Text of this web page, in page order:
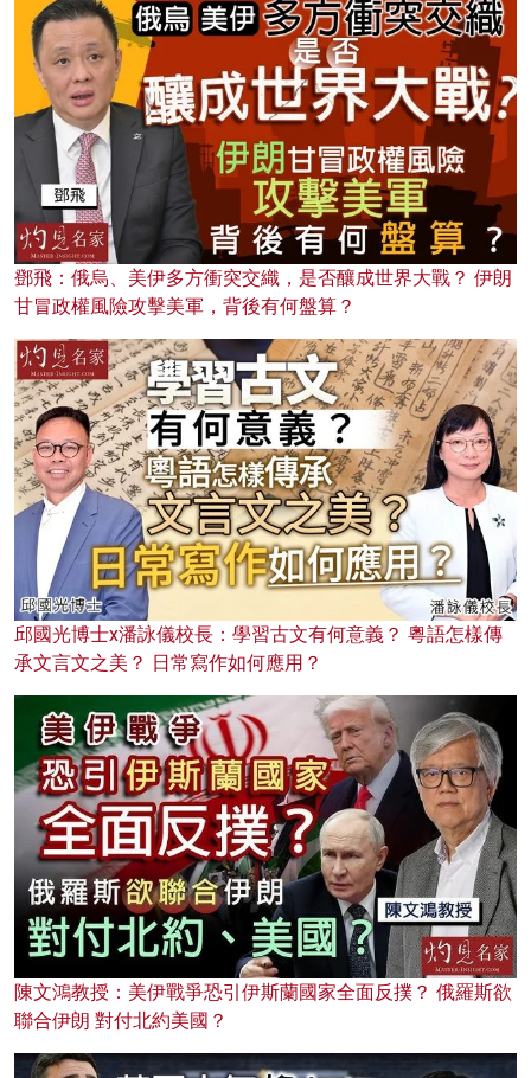
鄧飛：俄烏、美伊多方衝突交織，是否釀成世界大戰？ 伊朗
甘冒政權風險攻擊美軍，背後有何盤算？
邱國光博士x潘詠儀校長：學習古文有何意義？ 粵語怎樣傳
承文言文之美？ 日常寫作如何應用？
陳文鴻教授：美伊戰爭恐引伊斯蘭國家全面反撲？ 俄羅斯欲
聯合伊朗 對付北約美國？